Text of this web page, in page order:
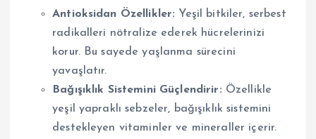
Antioksidan Özellikler: Yeşil bitkiler, serbest
radikalleri nötralize ederek hücrelerinizi
korur. Bu sayede yaşlanma sürecini
yavaşlatır.
Bağışıklık Sistemini Güçlendirir: Özellikle
yeşil yapraklı sebzeler, bağışıklık sistemini
destekleyen vitaminler ve mineraller içerir.